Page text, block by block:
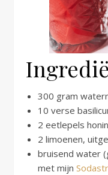
300 gram
10 verse
2 eetlepels
2 limoenen,
bruisend water
met mijn